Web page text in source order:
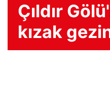
Çıldır
kızak